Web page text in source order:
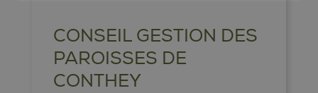
CONSEIL GESTION DES
PAROISSES DE
CONTHEY